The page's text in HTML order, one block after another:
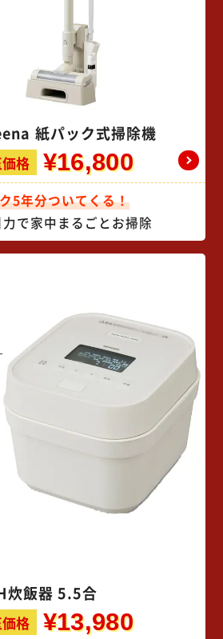
紙パック式掃除機
格 ¥16,800
5年分ついてくる！
で家中まるごとお掃除
炊飯器 5.5合
格 ¥13,980